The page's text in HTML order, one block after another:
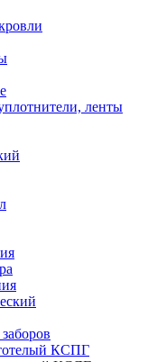
ленты
КСПГ